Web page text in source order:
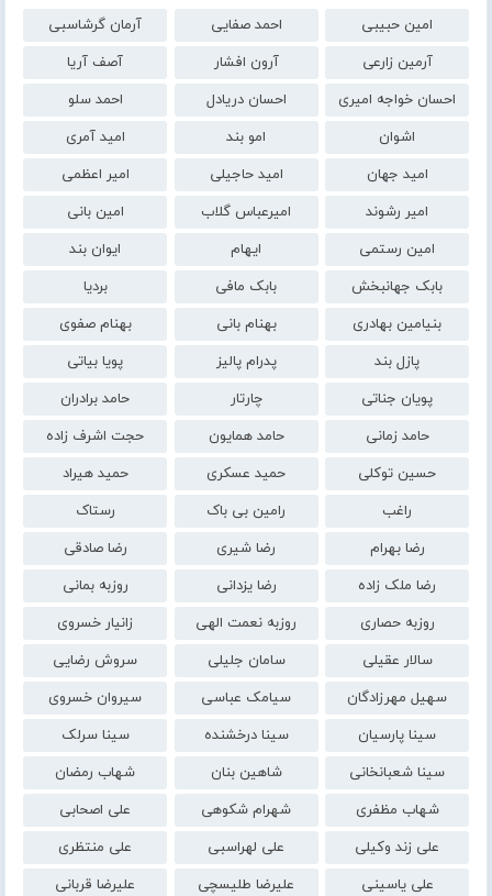
امین حبیبی احمد صفایی
آرمان گرشاسبی
آرمین زارعی
آرون افشار
آصف آریا
احسان خواجه امیری
احسان دریادل
احمد سلو
اشوان
امو بند
امید آمری
امید جهان
امید حاجیلی
امیر اعظمی
امیر رشوند
امیرعباس گلاب
امین بانی
امین رستمی
ایهام
ایوان بند
بابک جهانبخش
بابک مافی
بردیا
بنیامین بهادری
بهنام بانی
بهنام صفوی
پازل بند
پدرام پالیز
پویا بیاتی
پویان جناتی
چارتار
حامد برادران
حامد زمانی
حامد همایون
حجت اشرف زاده
حسین توکلی
حمید عسکری
حمید هیراد
راغب
رامین بی باک
رستاک
رضا بهرام
رضا شیری
رضا صادقی
رضا ملک زاده
رضا یزدانی
روزبه بمانی
روزبه حصاری
روزبه نعمت الهی
زانیار خسروی
سالار عقیلی
سامان جلیلی
سروش رضایی
سهیل مهرزادگان
سیامک عباسی
سیروان خسروی
سینا پارسیان
سینا درخشنده
سینا سرلک
سینا شعبانخانی
شاهین بنان
شهاب رمضان
شهاب مظفری
شهرام شکوهی
علی اصحابی
علی زند وکیلی
علی لهراسبی
علی منتظری
علی یاسینی
علیرضا طلیسچی
علیرضا قربانی